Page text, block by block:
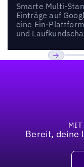
Smarte Multi-
Einträge auf
eine Ein-
und
MIT
Bereit, deine